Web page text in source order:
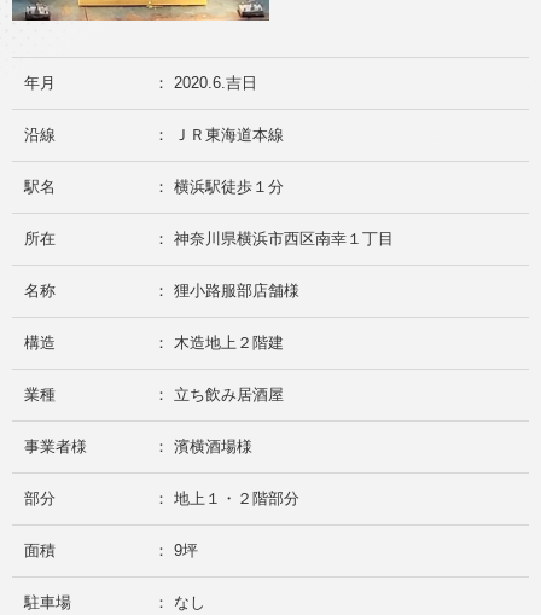
年月 ： 2020.6.吉日
沿線 ： ＪＲ東海道本線
駅名 ： 横浜駅徒歩１分
所在 ： 神奈川県横浜市西区南幸１丁目
名称 ： 狸小路服部店舗様
構造 ： 木造地上２階建
業種 ： 立ち飲み居酒屋
事業者様 ： 濱横酒場様
部分 ： 地上１・２階部分
面積 ： 9坪
駐車場 ： なし